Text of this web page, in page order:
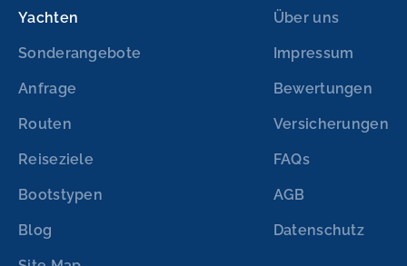
Yachten
Sonderangebote
Anfrage
Routen
Reiseziele
Bootstypen
Blog
Über uns
Impressum
Bewertungen
Versicherungen
FAQs
AGB
Datenschutz